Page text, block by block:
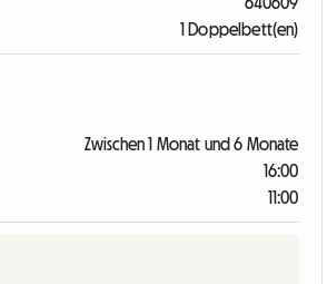
1 Doppelbett(en)
Zwischen 1 Monat und 6 Monate
16:00
11:00